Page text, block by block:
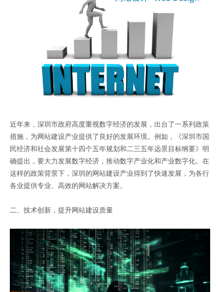
近年来，深圳市政府高度重视数字经济的发展，出台了一系列政策
措施，为网站建设产业提供了良好的发展环境。例如，《深圳市国
民经济和社会发展第十四个五年规划和二三五年远景目标纲要》明
确提出，要大力发展数字经济，推动数字产业化和产业数字化。在
这样的政策背景下，深圳的网站建设产业得到了快速发展，为各行
各业提供专业、高效的网站解决方案。
二、技术创新，提升网站建设质量